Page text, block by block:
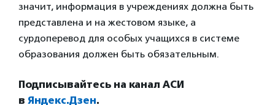
значит, информация в учреждениях должна быть
представлена и на жестовом языке, а
сурдоперевод для особых учащихся в системе
образования должен быть обязательным.
Подписывайтесь на канал АСИ
в Яндекс.Дзен.